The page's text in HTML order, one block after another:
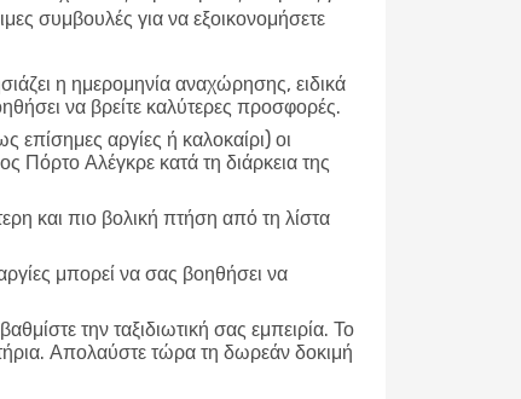
συμβουλές για να εξοικονομήσετε
η ημερομηνία αναχώρησης, ειδικά
να βρείτε καλύτερες προσφορές.
αργίες ή καλοκαίρι) οι
Πόρτο Αλέγκρε κατά τη διάρκεια της
και πιο βολική πτήση από τη λίστα
μπορεί να σας βοηθήσει να
την ταξιδιωτική σας εμπειρία. Το
Απολαύστε τώρα τη δωρεάν δοκιμή